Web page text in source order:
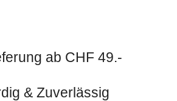
ab CHF 49.-
& Zuverlässig